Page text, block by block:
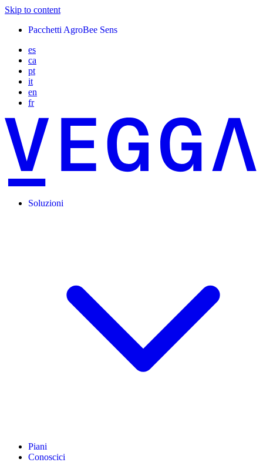
Skip to content
Pacchetti AgroBee Sens
es
ca
pt
it
en
fr
Soluzioni
Piani
Conoscici